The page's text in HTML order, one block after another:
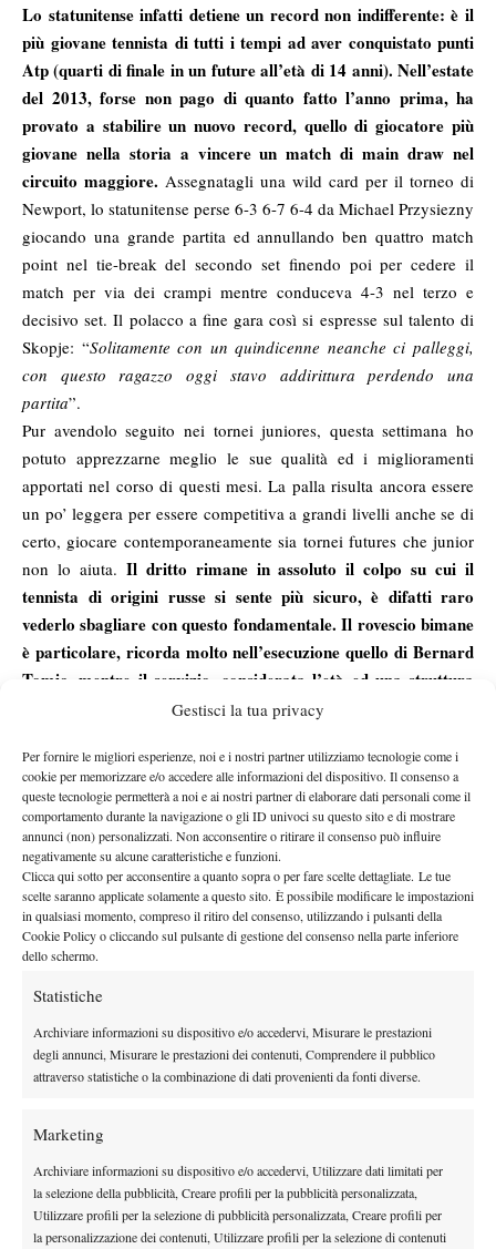
Gestisci la tua privacy
Per fornire le migliori esperienze, noi e i nostri partner utilizziamo tecnologie come i
cookie per memorizzare e/o accedere alle informazioni del dispositivo. Il consenso a
queste tecnologie permetterà a noi e ai nostri partner di elaborare dati personali come il
comportamento durante la navigazione o gli ID univoci su questo sito e di mostrare
annunci (non) personalizzati. Non acconsentire o ritirare il consenso può influire
negativamente su alcune caratteristiche e funzioni.
Clicca qui sotto per acconsentire a quanto sopra o per fare scelte dettagliate. Le tue
scelte saranno applicate solamente a questo sito. È possibile modificare le impostazioni
in qualsiasi momento, compreso il ritiro del consenso, utilizzando i pulsanti della
Cookie Policy o cliccando sul pulsante di gestione del consenso nella parte inferiore
dello schermo.
Statistiche
Archiviare informazioni su dispositivo e/o accedervi, Misurare le prestazioni
degli annunci, Misurare le prestazioni dei contenuti, Comprendere il pubblico
attraverso statistiche o la combinazione di dati provenienti da fonti diverse.
Marketing
Archiviare informazioni su dispositivo e/o accedervi, Utilizzare dati limitati per
la selezione della pubblicità, Creare profili per la pubblicità personalizzata,
Utilizzare profili per la selezione di pubblicità personalizzata, Creare profili per
la personalizzazione dei contenuti, Utilizzare profili per la selezione di contenuti
Lo statunitense infatti detiene un record non indifferente: è il
più giovane tennista di tutti i tempi ad aver conquistato punti
Atp (quarti di finale in un future all’età di 14 anni). Nell’estate
del 2013, forse non pago di quanto fatto l’anno prima, ha
provato a stabilire un nuovo record, quello di giocatore più
giovane nella storia a vincere un match di main draw nel
circuito maggiore. Assegnatagli una wild card per il torneo di
Newport, lo statunitense perse 6-3 6-7 6-4 da Michael Przysiezny
giocando una grande partita ed annullando ben quattro match
point nel tie-break del secondo set finendo poi per cedere il
match per via dei crampi mentre conduceva 4-3 nel terzo e
decisivo set. Il polacco a fine gara così si espresse sul talento di
Skopje: “Solitamente con un quindicenne neanche ci palleggi,
con questo ragazzo oggi stavo addirittura perdendo una
partita”.
Pur avendolo seguito nei tornei juniores, questa settimana ho
potuto apprezzarne meglio le sue qualità ed i miglioramenti
apportati nel corso di questi mesi. La palla risulta ancora essere
un po’ leggera per essere competitiva a grandi livelli anche se di
certo, giocare contemporaneamente sia tornei futures che junior
non lo aiuta. Il dritto rimane in assoluto il colpo su cui il
tennista di origini russe si sente più sicuro, è difatti raro
vederlo sbagliare con questo fondamentale. Il rovescio bimane
è particolare, ricorda molto nell’esecuzione quello di Bernard
Tomic, mentre il servizio, considerata l’età ed una struttura
fisica ancora in fase di sviluppo, è apprezzabile ma
rovescio e si disimpegna abilmente in volèe di pregevole fattura,
dimostrando un’ottima sensibilità ed uno spiccato acume tattico.
Non sono pochi i casi in cui nei momenti di maggiore difficoltà,
abbia fatto ricorso a qualche sortita a rete, dissestando dunque un
tennis contemporaneo legato alla linea di fondo campo. Uno stile
di gioco vario, che cambiava a seconda delle caratteristiche
dell’avversario che aveva di fronte e dell’importanza dei punti
che doveva giocare
finale persa con Sam Querrey per 6-3 6-4, in cui il giovane
tennista americano ha avuto ben poche chance (pesantezza di
maturità non comune a ragazzi della sua età, e di una certa
sicurezza nei propri mezzi. D’altronde non si vincono per caso
quattro partite consecutive al terzo set di cui due in rimonta.
Molto buona inoltre è anche la percentuale delle palle break